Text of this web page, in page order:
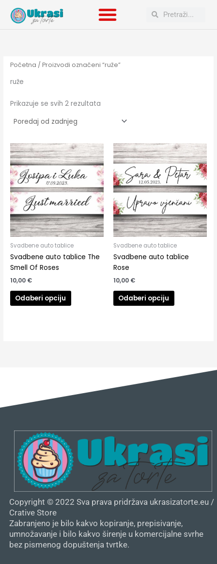
content
SearchSearch
Početna / Proizvodi označeni “ruže”
ruže
Prikazuje se svih 2 rezultata
po
najnovijem
Svadbene auto tablice
Svadbene auto tablice The
Smell Of Roses
10,00 €
Odaberi opciju
Svadbene auto tablice
Svadbene auto tablice
Rose
10,00 €
Odaberi opciju
Copyright © 2022 Sva prava pridržava ukrasizatorte.eu /
Crative Store
Zabranjeno je bilo kakvo kopiranje, prepisivanje,
umnožavanje i bilo kakvo širenje u komercijalne svrhe
bez pismenog dopuštenja tvrtke.